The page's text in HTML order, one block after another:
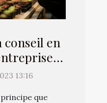
conseil en
t-il la
13:16
que